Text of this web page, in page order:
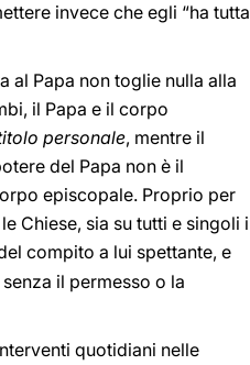
invece che egli “ha tutta
al Papa non toglie nulla alla
il Papa e il corpo
personale, mentre il
del Papa non è il
episcopale. Proprio per
Chiese, sia su tutti e singoli i
compito a lui spettante, e
il permesso o la
quotidiani nelle